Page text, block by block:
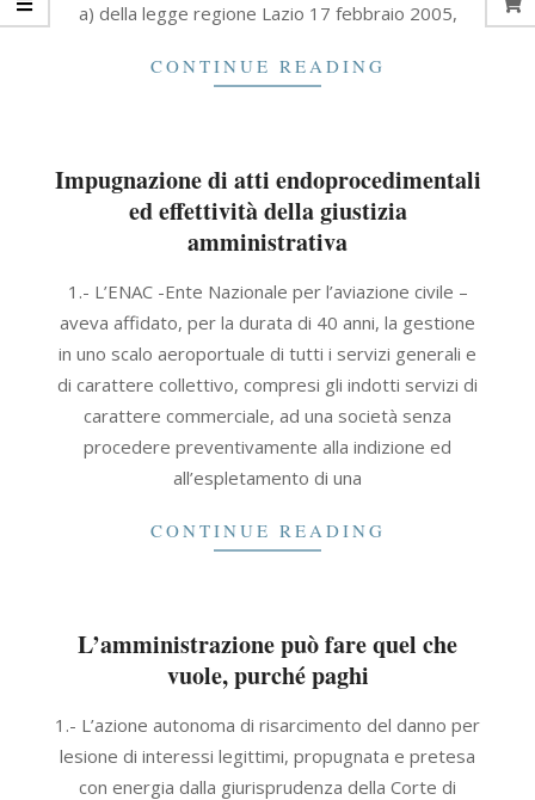
a) della legge regione Lazio 17 febbraio 2005,
CONTINUE READING
Impugnazione di atti endoprocedimentali
ed effettività della giustizia
amministrativa
09-
30
1.- L’ENAC -Ente Nazionale per l’aviazione civile –
aveva affidato, per la durata di 40 anni, la gestione
in uno scalo aeroportuale di tutti i servizi generali e
di carattere collettivo, compresi gli indotti servizi di
carattere commerciale, ad una società senza
procedere preventivamente alla indizione ed
all’espletamento di una
CONTINUE READING
L’amministrazione può fare quel che
vuole, purché paghi
09-
30
1.- L’azione autonoma di risarcimento del danno per
lesione di interessi legittimi, propugnata e pretesa
con energia dalla giurisprudenza della Corte di